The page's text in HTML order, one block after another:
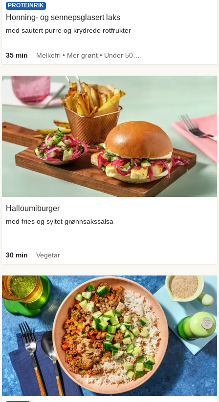
PROTEINRIK
Honning- og sennepsglasert laks
med sautert purre og krydrede rotfrukter
35 min
Halloumiburger
med fries og syltet grønnsakssalsa
30 min Vegetar